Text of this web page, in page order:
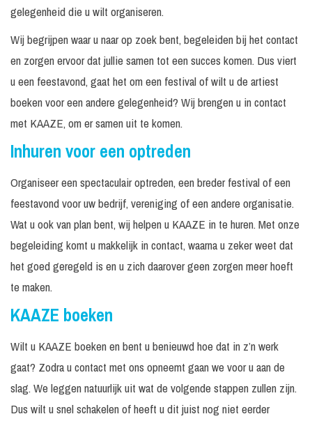
gelegenheid die u wilt organiseren.
Wij begrijpen waar u naar op zoek bent, begeleiden bij het contact
en zorgen ervoor dat jullie samen tot een succes komen. Dus viert
u een feestavond, gaat het om een festival of wilt u de artiest
boeken voor een andere gelegenheid? Wij brengen u in contact
met KAAZE, om er samen uit te komen.
Inhuren voor een optreden
Organiseer een spectaculair optreden, een breder festival of een
feestavond voor uw bedrijf, vereniging of een andere organisatie.
Wat u ook van plan bent, wij helpen u KAAZE in te huren. Met onze
begeleiding komt u makkelijk in contact, waarna u zeker weet dat
het goed geregeld is en u zich daarover geen zorgen meer hoeft
te maken.
KAAZE boeken
Wilt u KAAZE boeken en bent u benieuwd hoe dat in z’n werk
gaat? Zodra u contact met ons opneemt gaan we voor u aan de
slag. We leggen natuurlijk uit wat de volgende stappen zullen zijn.
Dus wilt u snel schakelen of heeft u dit juist nog niet eerder